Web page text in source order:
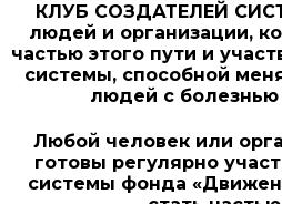
КЛУБ СОЗДАТЕЛЕЙ
людей и организации,
частью этого пути и
системы, способной
людей с болезнью
Любой человек или
готовы регулярно
системы фонда